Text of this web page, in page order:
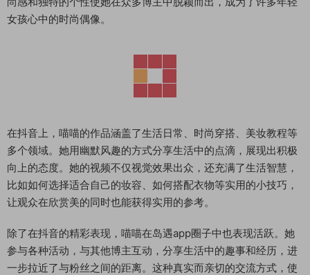
女孩心中的时尚偶像。
在抖音上，喵喵的作品涵盖了生活日常、时尚穿搭、美妆教程等
多个领域。她用幽默风趣的方式分享生活中的点滴，展现出积极
向上的态度。她的视频不仅视觉效果出众，还充满了生活智慧，
比如如何选择适合自己的妆容、如何搭配衣物等实用的小技巧，
让观众在欣赏美的同时也能获得实用的参考。
除了在抖音的精彩表现，喵喵在岛遇app圈子中也表现活跃。她
参与各种活动，与其他博主互动，分享生活中的趣事和经历，进
一步拉近了与粉丝之间的距离。这种真实而亲切的交流方式，使